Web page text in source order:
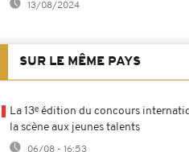
13/08/2024
SUR LE MÊME PAYS
La 13ᵉ édition du concours
la scène aux jeunes talents
06/08 - 16:53